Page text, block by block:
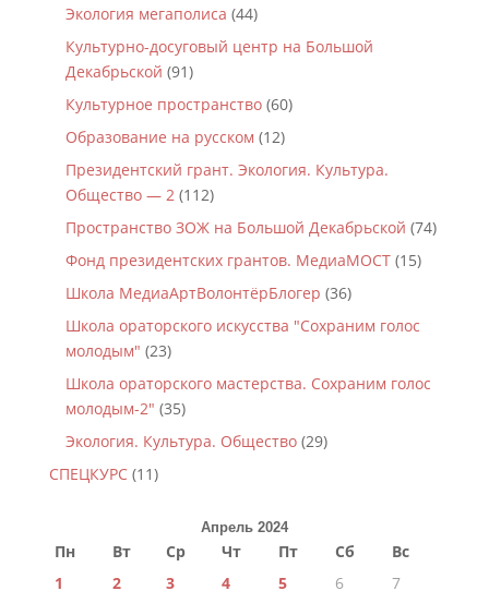
Экология мегаполиса (44)
Культурно-досуговый центр на Большой
Декабрьской (91)
Культурное пространство(60)
Образование на русском (12)
Президентский грант. Экология. Культура.
Общество — 2(112)
Пространство ЗОЖ на Большой Декабрьской (74)
Фонд президентских грантов. МедиаМОСТ(15)
Школа МедиаАртВолонтёрБлогер (36)
Школа ораторского искусства "Сохраним голос
молодым" (23)
Школа ораторского мастерства. Сохраним голос
молодым-2" (35)
Экология. Культура. Общество(29)
СПЕЦКУРС(11)
Апрель 2024
Пн Вт Ср Чт Пт Сб
Вс
1
2 3 4 5 6
7